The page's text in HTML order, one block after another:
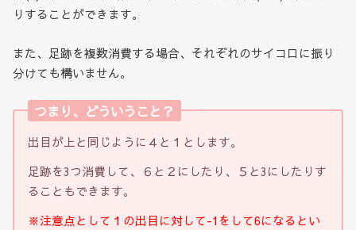
りすることができます。
また、足跡を複数消費する場合、それぞれのサイコロに振り
分けても構いません。
つまり、どういうこと？
出目が上と同じように４と１とします。
足跡を3つ消費して、６と２にしたり、５と3にしたりす
ることもできます。
※注意点として１の出目に対して-1をして6になるとい